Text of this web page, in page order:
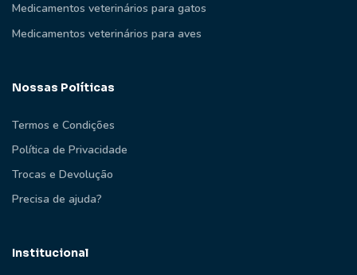
Medicamentos veterinários para gatos
Medicamentos veterinários para aves
Nossas Políticas
Termos e Condições
Política de Privacidade
Trocas e Devolução
Precisa de ajuda?
Institucional